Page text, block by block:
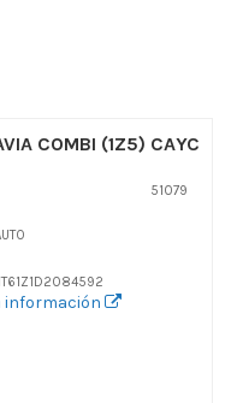
COMBI (1Z5) CAYC
51079
información